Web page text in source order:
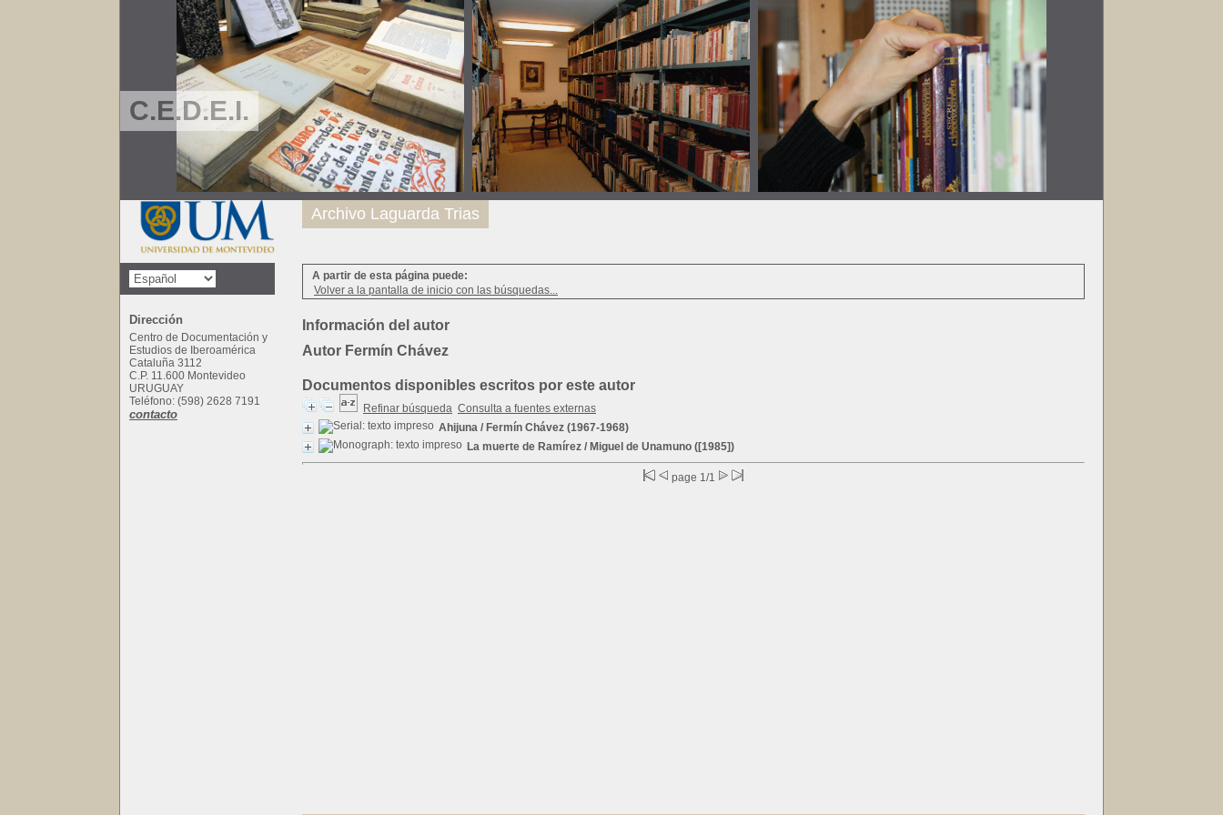
C.E.D.E.I.
A partir de esta página puede:
Volver a la pantalla de inicio con las búsquedas...
Información del autor
Autor Fermín Chávez
Documentos disponibles escritos por este autor
Refinar búsqueda Consulta a fuentes externas
Ahijuna / Fermín Chávez (1967-1968)
La muerte de Ramírez / Miguel de Unamuno ([1985])
page 1/1
Archivo Laguarda Trias
Dirección
Centro de Documentación y
Estudios de Iberoamérica
Cataluña 3112
C.P. 11.600 Montevideo
URUGUAY
Teléfono: (598) 2628 7191
contacto